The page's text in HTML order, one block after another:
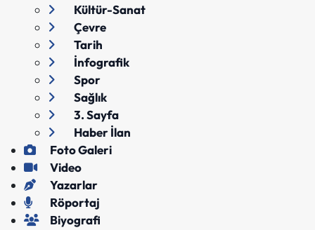
Kültür-Sanat
Çevre
Tarih
İnfografik
Spor
Sağlık
3. Sayfa
Haber İlan
Foto Galeri
Video
Yazarlar
Röportaj
Biyografi